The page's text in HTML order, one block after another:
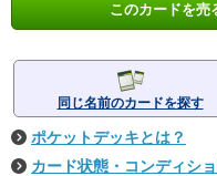
このカードを売
同じ名前のカードを探す
ポケットデッキとは？
カード状態・コンディシ